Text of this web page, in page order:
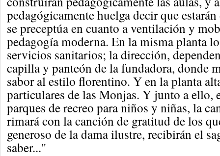
pedagógicamente huelga decir que
se preceptúa en cuanto a ventilación y
pedagogía moderna. En la misma planta
servicios sanitarios; la dirección,
capilla y panteón de la fundadora, donde
sabor al estilo florentino. Y en la planta
particulares de las Monjas. Y junto a ello,
parques de recreo para niños y niñas, la
rimará con la canción de gratitud de los
generoso de la dama ilustre, recibirán el
saber..."